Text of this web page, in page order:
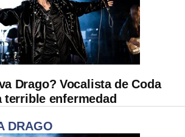
Drago? Vocalista de Coda
terrible enfermedad
DRAGO